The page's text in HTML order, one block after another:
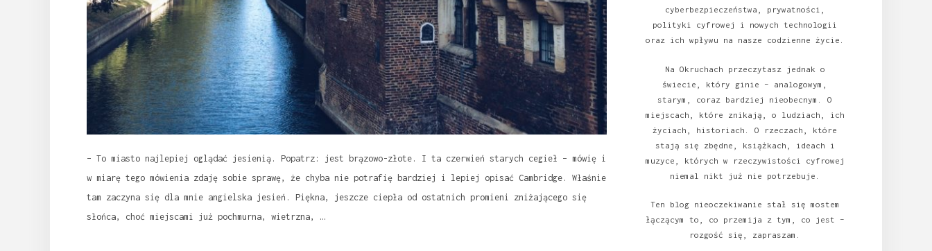
– To miasto najlepiej oglądać jesienią. Popatrz: jest brązowo-złote. I ta czerwień starych cegieł – mówię i
w miarę tego mówienia zdaję sobie sprawę, że chyba nie potrafię bardziej i lepiej opisać Cambridge. Właśnie
tam zaczyna się dla mnie angielska jesień. Piękna, jeszcze ciepła od ostatnich promieni zniżającego się
słońca, choć miejscami już pochmurna, wietrzna, …
cyberbezpieczeństwa, prywatności,
polityki cyfrowej i nowych technologii
oraz ich wpływu na nasze codzienne życie.
Na Okruchach przeczytasz jednak o
świecie, który ginie – analogowym,
starym, coraz bardziej nieobecnym. O
miejscach, które znikają, o ludziach, ich
życiach, historiach. O rzeczach, które
stają się zbędne, książkach, ideach i
muzyce, których w rzeczywistości cyfrowej
niemal nikt już nie potrzebuje.
Ten blog nieoczekiwanie stał się mostem
łączącym to, co przemija z tym, co jest –
rozgość się, zapraszam.